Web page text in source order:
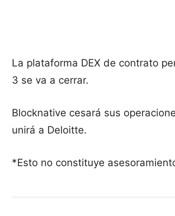
La plataforma DEX de contrato
3 se va a cerrar.
Blocknative cesará sus
unirá a Deloitte.
*Esto no constituye